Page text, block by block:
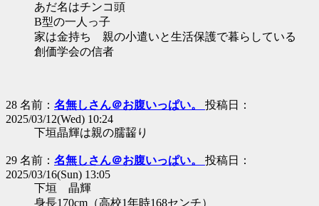
あだ名はチンコ頭
B型の一人っ子
家は金持ち 親の小遣いと生活保護で暮らしている
創価学会の信者
28 名前： 名無しさん＠お腹いっぱい。 投稿日：
2025/03/12(Wed) 10:24
下垣晶輝は親の臑齧り
29 名前： 名無しさん＠お腹いっぱい。 投稿日：
2025/03/16(Sun) 13:05
下垣 晶輝
身長170cm（高校1年時168センチ）